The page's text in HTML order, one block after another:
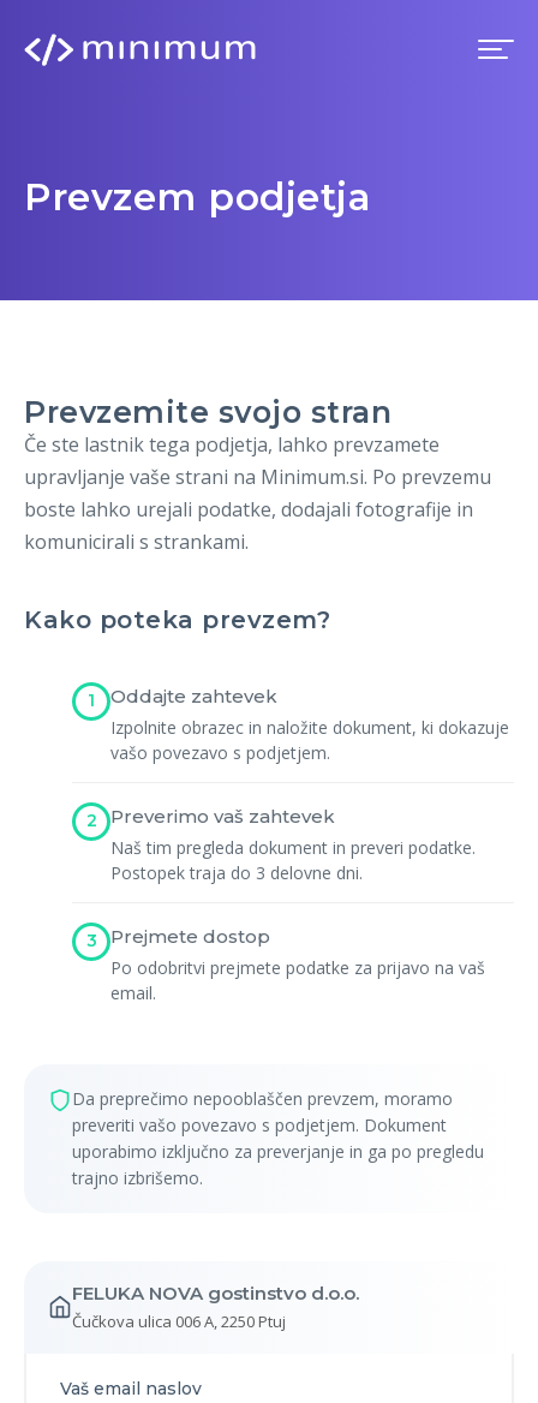
Prednosti
Imenik
Prijava
Prevzem podjetja
Prevzemite svojo stran
Če ste lastnik tega podjetja, lahko prevzamete
upravljanje vaše strani na Minimum.si. Po prevzemu
boste lahko urejali podatke, dodajali fotografije in
komunicirali s strankami.
Kako poteka prevzem?
1
Oddajte zahtevek
Izpolnite obrazec in naložite dokument, ki dokazuje
vašo povezavo s podjetjem.
2
Preverimo vaš zahtevek
Naš tim pregleda dokument in preveri podatke.
Postopek traja do 3 delovne dni.
3
Prejmete dostop
Po odobritvi prejmete podatke za prijavo na vaš
email.
Da preprečimo nepooblaščen prevzem, moramo
preveriti vašo povezavo s podjetjem. Dokument
uporabimo izključno za preverjanje in ga po pregledu
trajno izbrišemo.
FELUKA NOVA gostinstvo d.o.o.
Čučkova ulica 006 A, 2250 Ptuj
Vaš email naslov